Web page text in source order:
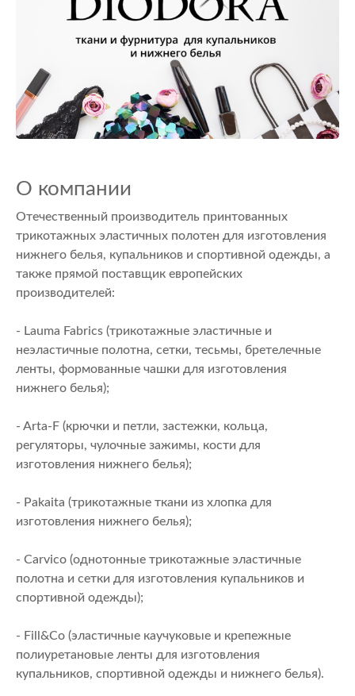
О компании
Отечественный производитель принтованных
трикотажных эластичных полотен для изготовления
нижнего белья, купальников и спортивной одежды, а
также прямой поставщик европейских
производителей:
- Lauma Fabrics (трикотажные эластичные и
неэластичные полотна, сетки, тесьмы, бретелечные
ленты, формованные чашки для изготовления
нижнего белья);
- Arta-F (крючки и петли, застежки, кольца,
регуляторы, чулочные зажимы, кости для
изготовления нижнего белья);
- Pakaita (трикотажные ткани из хлопка для
изготовления нижнего белья);
- Carvico (однотонные трикотажные эластичные
полотна и сетки для изготовления купальников и
спортивной одежды);
- Fill&Co (эластичные каучуковые и крепежные
полиуретановые ленты для изготовления
купальников, спортивной одежды и нижнего белья).